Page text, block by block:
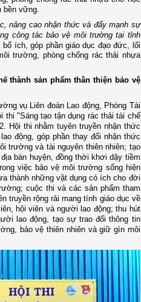
bền vững.
nâng cao nhận thức và đẩy mạnh sự
công tác bảo vệ môi trường tại tỉnh
ích, góp phần giáo dục đạo đức, lối
trường, phòng chống rác thải nhựa
thành sản phẩm thân thiện bảo vệ
vụ Liên đoàn Lao động, Phòng Tài
"Sáng tạo tận dụng rác thải tái chế
. Hội thi nhằm tuyên truyền nhận thức
động, góp phần thay đổi nhận thức
trường và tài nguyên thiên nhiên; tạo
ịa bàn huyện, đồng thời khơi dậy tiềm
việc bảo vệ môi trường sống hiện
thành những vật dụng có ích cho đời
; cuộc thi và các sản phẩm tham
truyền rộng rải mang tính giáo dục về
hội viên và người lao động; thu hút
lao động, tạo sự trao đổi thông tin
bảo vệ thiên nhiên và giữ gìn môi